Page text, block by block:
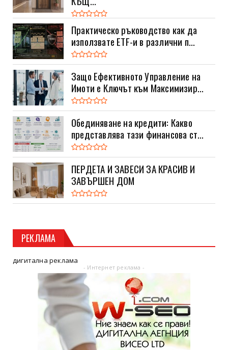
Практическо ръководство как да
използвате ETF-и в различни п...
Защо Ефективното Управление на
Имоти е Ключът към Максимизир...
Обединяване на кредити: Какво
представлява тази финансова ст...
ПЕРДЕТА И ЗАВЕСИ ЗА КРАСИВ И
ЗАВЪРШЕН ДОМ
РЕКЛАМА
дигитална реклама
- Интернет реклама -